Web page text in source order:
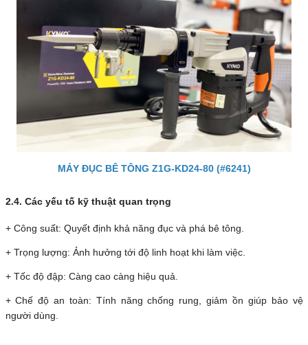
MÁY ĐỤC BÊ TÔNG Z1G-KD24-80 (#6241)
2.4. Các yếu tố kỹ thuật quan trọng
+ Công suất: Quyết định khả năng đục và phá bê tông.
+ Trọng lượng: Ảnh hưởng tới độ linh hoạt khi làm việc.
+ Tốc độ đập: Càng cao càng hiệu quả.
+ Chế độ an toàn: Tính năng chống rung, giảm ồn giúp bảo vệ
người dùng.